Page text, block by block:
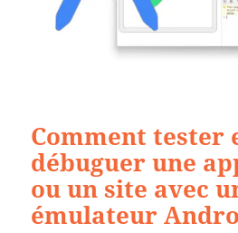
Comment tester
débuguer une
ou un site avec
émulateur